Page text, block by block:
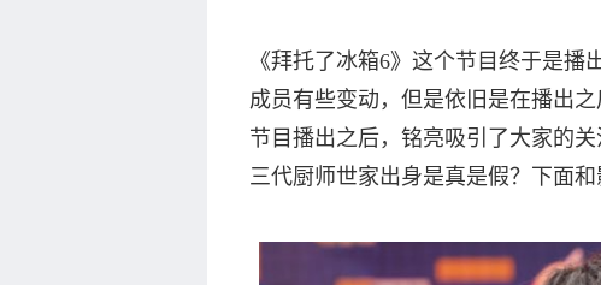
《拜托了冰箱6》这个节目终于是
成员有些变动，但是依旧是在播出
节目播出之后，铭亮吸引了大家的
三代厨师世家出身是真是假？下面和